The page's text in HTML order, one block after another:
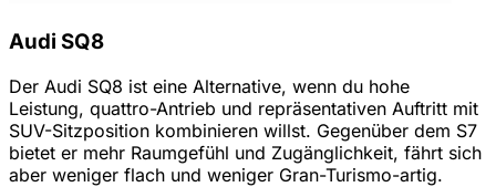
Audi SQ8
Der Audi SQ8 ist eine Alternative, wenn du hohe
Leistung, quattro-Antrieb und repräsentativen Auftritt mit
SUV-Sitzposition kombinieren willst. Gegenüber dem S7
bietet er mehr Raumgefühl und Zugänglichkeit, fährt sich
aber weniger flach und weniger Gran-Turismo-artig.